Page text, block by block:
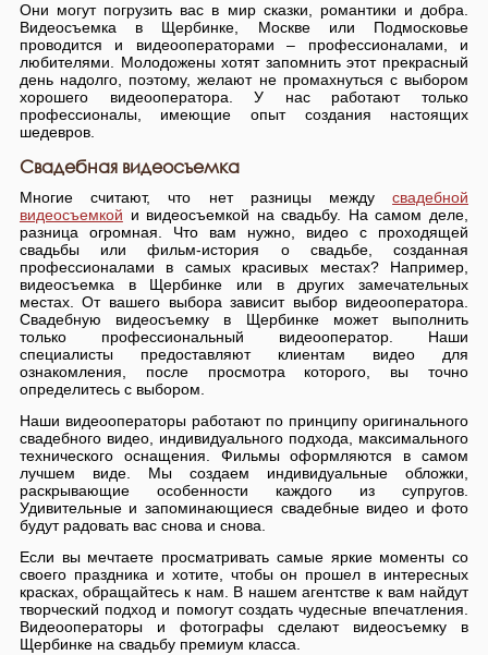
Они могут погрузить вас в мир сказки, романтики и добра.
Видеосъемка в Щербинке, Москве или Подмосковье
проводится и видеооператорами – профессионалами, и
любителями. Молодожены хотят запомнить этот прекрасный
день надолго, поэтому, желают не промахнуться с выбором
хорошего видеооператора. У нас работают только
профессионалы, имеющие опыт создания настоящих
шедевров.
Свадебная видеосъемка
Многие считают, что нет разницы междусвадебной
видеосъемкой и видеосъемкой на свадьбу. На самом деле,
разница огромная. Что вам нужно, видео с проходящей
свадьбы или фильм-история о свадьбе, созданная
профессионалами в самых красивых местах? Например,
видеосъемка в Щербинке или в других замечательных
местах. От вашего выбора зависит выбор видеооператора.
Свадебную видеосъемку в Щербинке может выполнить
только профессиональный видеооператор. Наши
специалисты предоставляют клиентам видео для
ознакомления, после просмотра которого, вы точно
определитесь с выбором.
Наши видеооператоры работают по принципу оригинального
свадебного видео, индивидуального подхода, максимального
технического оснащения. Фильмы оформляются в самом
лучшем виде. Мы создаем индивидуальные обложки,
раскрывающие особенности каждого из супругов.
Удивительные и запоминающиеся свадебные видео и фото
будут радовать вас снова и снова.
Если вы мечтаете просматривать самые яркие моменты со
своего праздника и хотите, чтобы он прошел в интересных
красках, обращайтесь к нам. В нашем агентстве к вам найдут
творческий подход и помогут создать чудесные впечатления.
Видеооператоры и фотографы сделают видеосъемку в
Щербинке на свадьбу премиум класса.